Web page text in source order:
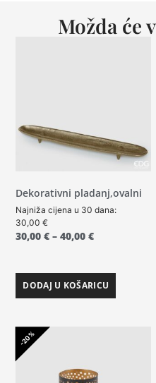
Možda će
Dekorativni pladanj,ovalni
Najniža cijena u 30 dana:
30,00€
30,00€ – 40,00€
DODAJ U KOŠARICU
-20%